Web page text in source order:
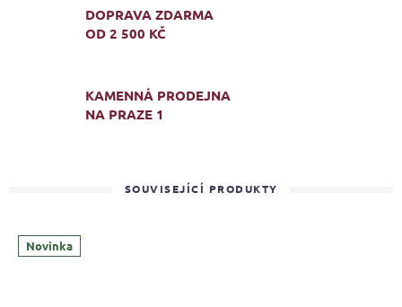
DOPRAVA ZDARMA
OD 2 500 KČ
KAMENNÁ PRODEJNA
NA PRAZE 1
SOUVISEJÍCÍ PRODUKTY
Novinka